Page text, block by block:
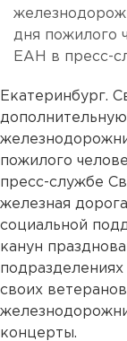
дня пожилого
ЕАН в пресс-
Екатеринбург.
пожилого
пресс-службе
железная
социальной
канун
своих
концерты.